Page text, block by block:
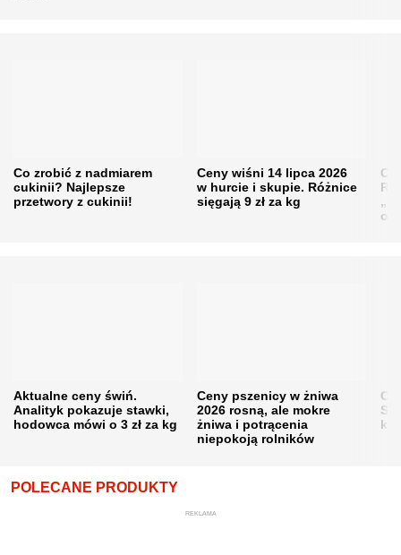
Co zrobić z nadmiarem
cukinii? Najlepsze
przetwory z cukinii!
Ceny wiśni 14 lipca 2026
w hurcie i skupie. Różnice
sięgają 9 zł za kg
Aktualne ceny świń.
Analityk pokazuje stawki,
hodowca mówi o 3 zł za kg
Ceny pszenicy w żniwa
2026 rosną, ale mokre
żniwa i potrącenia
niepokoją rolników
POLECANE PRODUKTY
REKLAMA